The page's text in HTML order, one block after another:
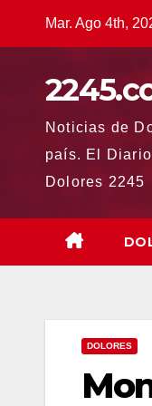
Mar. Ago 4th,
Noticias de
país. El
Dolores 2245
DOLORES